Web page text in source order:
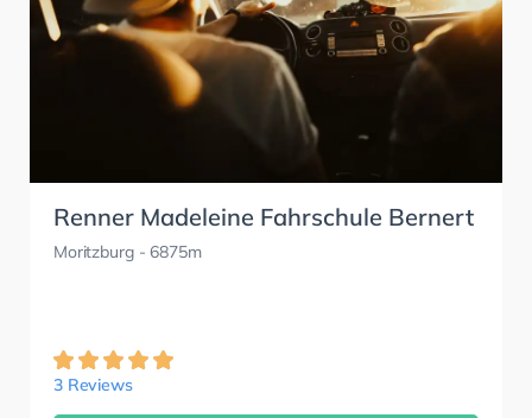
Renner Madeleine Fahrschule Bernert
Moritzburg- 6875m
3 Reviews